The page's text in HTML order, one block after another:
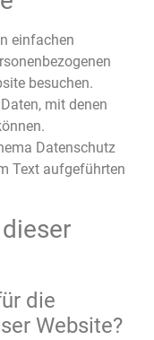
einfachen
besuchen.
mit denen
Datenschutz
Text aufgeführten
die
Website?